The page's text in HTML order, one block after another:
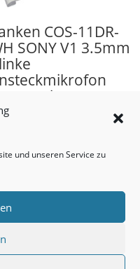
und unseren Service zu
COS-11DR-
SONY V1 3.5mm
Weiss